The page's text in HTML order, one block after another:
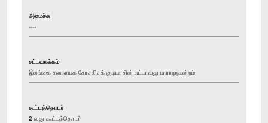
அமைச்சு
----
சட்டவாக்கம்
இலங்கை சனநாயக சோசலிசக் குடியரசின் எட்டாவது பாராளுமன்றம்
கூட்டத்தொடர்
2 வது கூட்டத்தொடர்